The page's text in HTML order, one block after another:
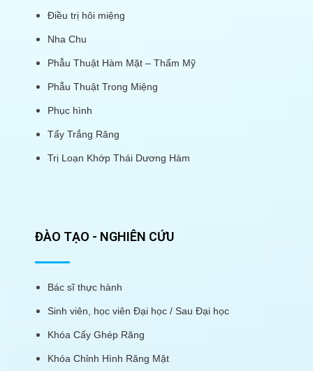
Điều trị hôi miệng
Nha Chu
Phẫu Thuật Hàm Mặt – Thẩm Mỹ
Phẫu Thuật Trong Miệng
Phục hình
Tẩy Trắng Răng
Trị Loạn Khớp Thái Dương Hàm
ĐÀO TẠO - NGHIÊN CỨU
Bác sĩ thực hành
Sinh viên, học viên Đại học / Sau Đại học
Khóa Cấy Ghép Răng
Khóa Chỉnh Hình Răng Mặt